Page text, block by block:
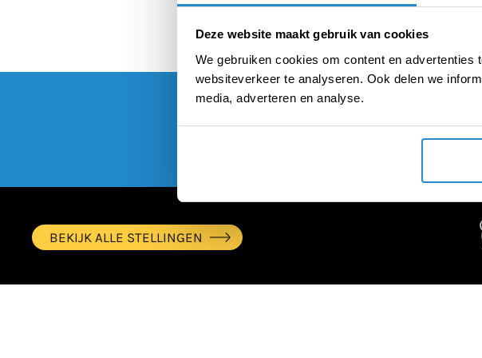
Deze website maakt gebruik van cookies
We gebruiken cookies om content en
websiteverkeer te analyseren. Ook delen we
media, adverteren en analyse.
BEKIJK ALLE STELLINGEN